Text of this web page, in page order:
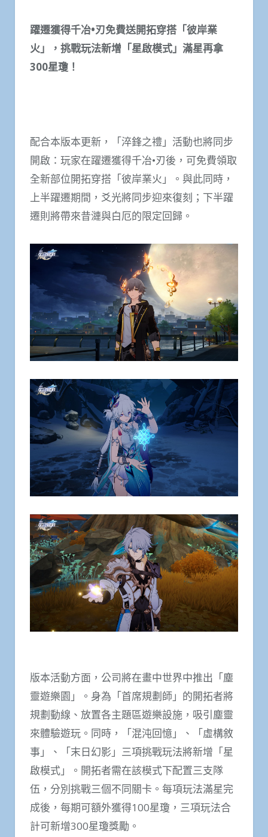
躍遷獲得千冶•刃免費送開拓穿搭「彼岸業
火」，挑戰玩法新增「星啟模式」滿星再拿
300星瓊！
配合本版本更新，「淬鋒之禮」活動也將同步
開啟：玩家在躍遷獲得千冶•刃後，可免費領取
全新部位開拓穿搭「彼岸業火」。與此同時，
上半躍遷期間，爻光將同步迎來復刻；下半躍
遷則將帶來昔漣與白厄的限定回歸。
版本活動方面，公司將在畫中世界中推出「塵
靈遊樂園」。身為「首席規劃師」的開拓者將
規劃動線、放置各主題區遊樂設施，吸引塵靈
來體驗遊玩。同時，「混沌回憶」、「虛構敘
事」、「末日幻影」三項挑戰玩法將新增「星
啟模式」。開拓者需在該模式下配置三支隊
伍，分別挑戰三個不同關卡。每項玩法滿星完
成後，每期可額外獲得100星瓊，三項玩法合
計可新增300星瓊獎勵。